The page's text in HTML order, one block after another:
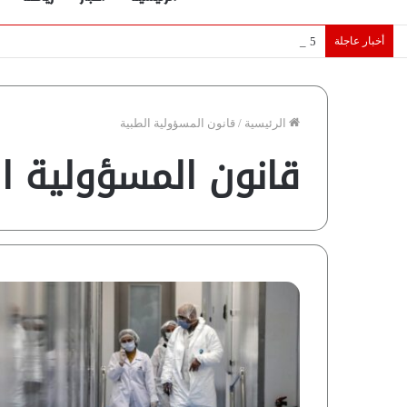
أخبار عاجلة 5 نجوم عرب يخطفون الأضواء بسوق الانتقالات الأوروبية 2026.. “رؤية” تكشف التفاصيل | إنفوجراف
الرئيسية / قانون المسؤولية الطبية
قانون المسؤولية